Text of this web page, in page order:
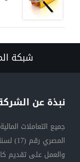
شبكة
نبذة عن
جميع التعاملات
والعمل على تقديم